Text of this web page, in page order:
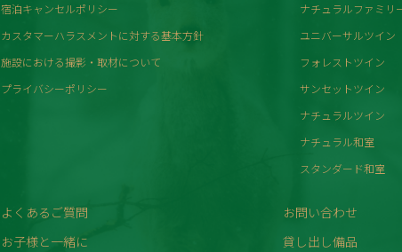
宿泊キャンセルポリシー
カスタマーハラスメントに対する基本方針
施設における撮影・取材について
プライバシーポリシー
ナチュラルファミリ
ユニバーサルツイン
フォレストツイン
サンセットツイン
ナチュラルツイン
ナチュラル和室
スタンダード和室
よくあるご質問
お子様と一緒に
お問い合わせ
貸し出し備品